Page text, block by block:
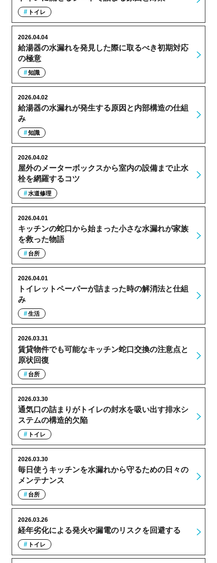
トイレ
給湯器の水漏れを発見した際に取るべき初期対応
の極意
2026.04.04
知識
給湯器の水漏れが発生する原因と内部構造の仕組
み
2026.04.02
知識
屋外のメーターボックスから室内の設備まで止水
栓を網羅するコツ
2026.04.02
水道修理
キッチンの蛇口から始まった小さな水漏れが家族
を救った物語
2026.04.01
台所
トイレットペーパーが詰まった時の解消法と仕組
み
2026.04.01
生活
賃貸物件でも可能なキッチン蛇口交換の注意点と
原状回復
2026.03.31
台所
通気口の詰まりがトイレの封水を吸い出す排水シ
ステムの構造的欠陥
2026.03.30
トイレ
毎日使うキッチンを水漏れから守るための日々の
メンテナンス
2026.03.30
台所
経年劣化による発火や漏電のリスクを回避する
2026.03.26
トイレ